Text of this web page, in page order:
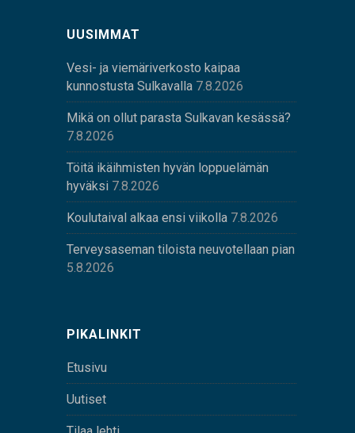
UUSIMMAT
Vesi- ja viemäriverkosto kaipaa
kunnostusta Sulkavalla 7.8.2026
Mikä on ollut parasta Sulkavan kesässä?
7.8.2026
Töitä ikäihmisten hyvän loppuelämän
hyväksi 7.8.2026
Koulutaival alkaa ensi viikolla 7.8.2026
Terveysaseman tiloista neuvotellaan pian
5.8.2026
PIKALINKIT
Etusivu
Uutiset